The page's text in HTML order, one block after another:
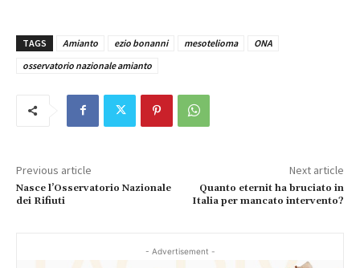
TAGS Amianto ezio bonanni mesotelioma
ONA
osservatorio nazionale amianto
Previous article
Nasce l’Osservatorio Nazionale
dei Rifiuti
Next article
Quanto eternit ha bruciato in
Italia per mancato intervento?
- Advertisement -